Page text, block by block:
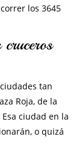
los 3645
tan
Roja, de la
ciudad en la
o quizá